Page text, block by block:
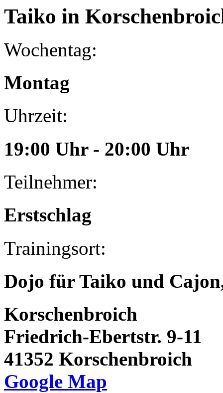
Taiko in
Wochentag:
Montag
Uhrzeit:
19:00 Uhr - 20:00 Uhr
Teilnehmer:
Erstschlag
Trainingsort:
Dojo für Taiko und
Korschenbroich
Friedrich-Ebertstr. 9-11
41352 Korschenbroich
Google Map